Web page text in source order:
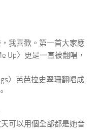
我喜歡。第一首大家應
Up〉更是一直被翻唱，
〉芭芭拉史翠珊翻唱成
可以用個全部都是她音